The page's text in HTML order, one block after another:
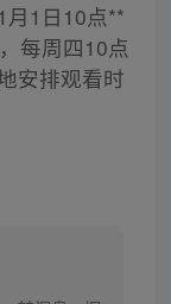
月1日10点**
每周四10点
安排观看时